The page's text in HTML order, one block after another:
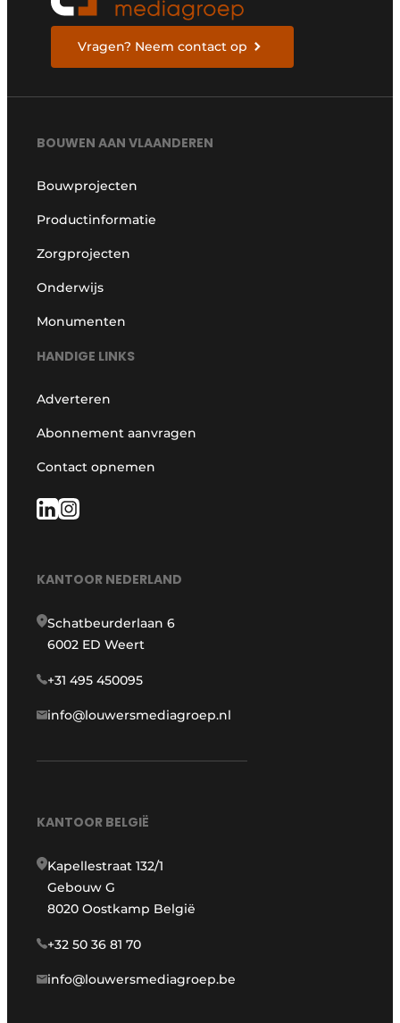
Vragen? Neem contact op
BOUWEN AAN VLAANDEREN
Bouwprojecten
Productinformatie
Zorgprojecten
Onderwijs
Monumenten
HANDIGE LINKS
Adverteren
Abonnement aanvragen
Contact opnemen
KANTOOR NEDERLAND
Schatbeurderlaan 6
6002 ED Weert
+31 495 450095
info@louwersmediagroep.nl
KANTOOR BELGIË
Kapellestraat 132/1
Gebouw G
8020 Oostkamp België
+32 50 36 81 70
info@louwersmediagroep.be